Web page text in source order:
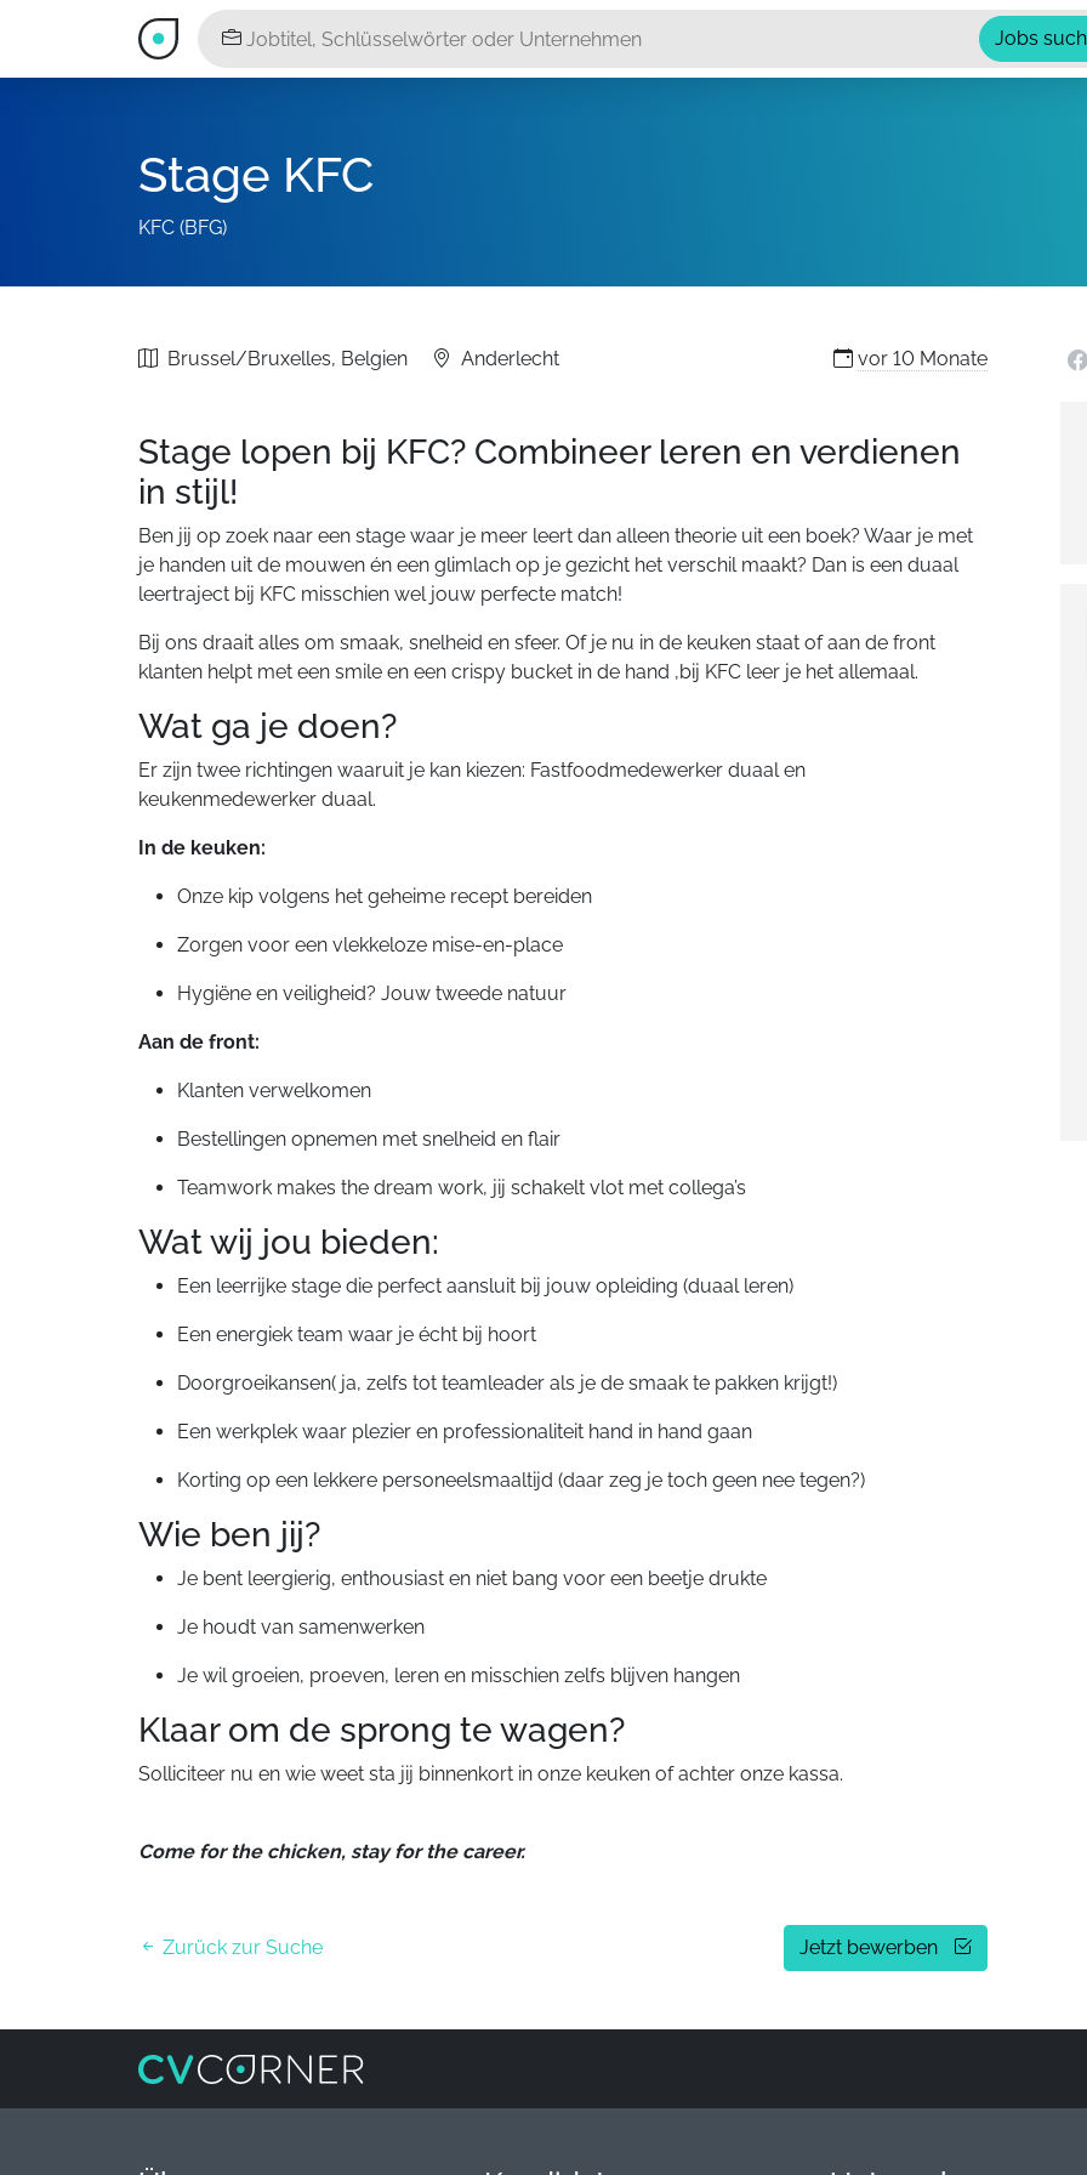
Jobs
Stage KFC
KFC (BFG)
Brussel/Bruxelles, Belgien Anderlecht vor 10 Monate
Stage lopen bij KFC? Combineer leren en verdienen
in stijl!
Ben jij op zoek naar een stage waar je meer leert dan alleen theorie uit een boek? Waar je met
je handen uit de mouwen én een glimlach op je gezicht het verschil maakt? Dan is een duaal
leertraject bij KFC misschien wel jouw perfecte match!
Bij ons draait alles om smaak, snelheid en sfeer. Of je nu in de keuken staat of aan de front
klanten helpt met een smile en een crispy bucket in de hand ,bij KFC leer je het allemaal.
Wat ga je doen?‍
Er zijn twee richtingen waaruit je kan kiezen: Fastfoodmedewerker duaal en
keukenmedewerker duaal.
In de keuken:
Onze kip volgens het geheime recept bereiden
Zorgen voor een vlekkeloze mise-en-place
Hygiëne en veiligheid? Jouw tweede natuur
Aan de front:
Klanten verwelkomen
Bestellingen opnemen met snelheid en flair
Teamwork makes the dream work, jij schakelt vlot met collega’s
Wat wij jou bieden:
Een leerrijke stage die perfect aansluit bij jouw opleiding (duaal leren)
Een energiek team waar je écht bij hoort
Doorgroeikansen( ja, zelfs tot teamleader als je de smaak te pakken krijgt!)
Een werkplek waar plezier en professionaliteit hand in hand gaan
Korting op een lekkere personeelsmaaltijd (daar zeg je toch geen nee tegen?)
Wie ben jij?
Je bent leergierig, enthousiast en niet bang voor een beetje drukte
Je houdt van samenwerken
Je wil groeien, proeven, leren en misschien zelfs blijven hangen
Klaar om de sprong te wagen?
Solliciteer nu en wie weet sta jij binnenkort in onze keuken of achter onze kassa.
Come for the chicken, stay for the career.
Zurück zur Suche Jetzt bewerben